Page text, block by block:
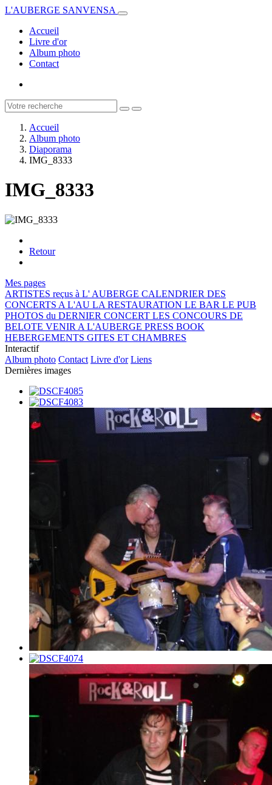
L'AUBERGE SANVENSA
Accueil
Livre d'or
Album photo
Contact
Accueil
Album photo
Diaporama
IMG_8333
IMG_8333
Retour
Mes pages
ARTISTES reçus à L' AUBERGE CALENDRIER DES
CONCERTS A L'AU LA RESTAURATION LE BAR LE PUB
PHOTOS du DERNIER CONCERT LES CONCOURS DE
BELOTE VENIR A L'AUBERGE PRESS BOOK
HEBERGEMENTS GITES ET CHAMBRES
Interactif
Album photo Contact Livre d'or Liens
Dernières images